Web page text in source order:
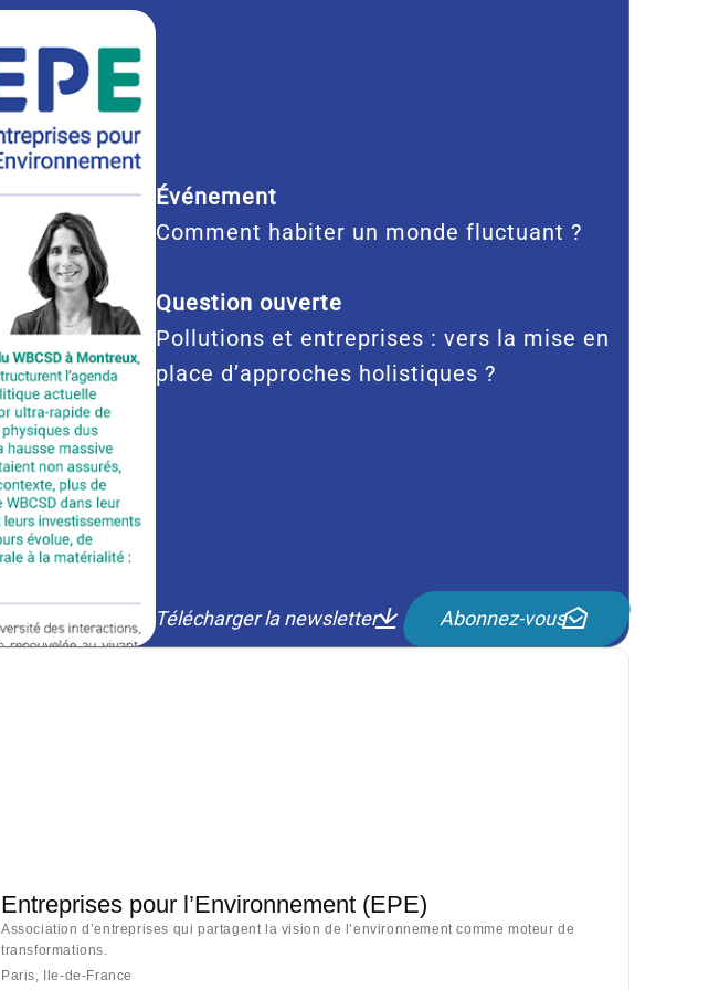
Événement
Comment habiter un monde fluctuant ?
Question ouverte
Pollutions et entreprises : vers la mise en
place d’approches holistiques ?
Télécharger la newsletter Abonnez-vous
Entreprises pour l’Environnement (EPE)
Association d’entreprises qui partagent la vision de l’environnement comme moteur de
transformations.
Paris, Ile-de-France